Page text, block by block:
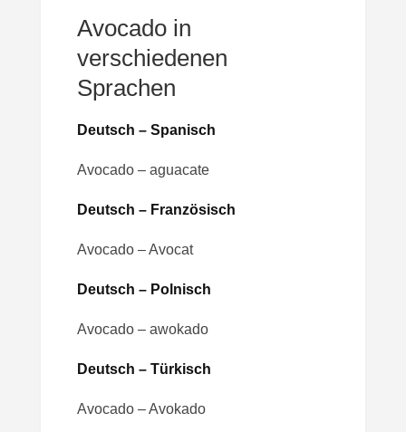
Avocado in
verschiedenen
Sprachen
Deutsch – Spanisch
Avocado – aguacate
Deutsch – Französisch
Avocado – Avocat
Deutsch – Polnisch
Avocado – awokado
Deutsch – Türkisch
Avocado – Avokado